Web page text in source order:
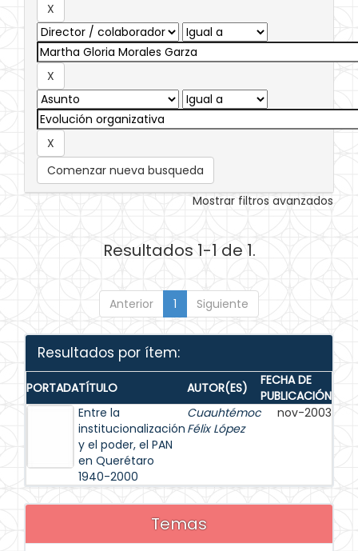
Comenzar nueva busqueda
Mostrar filtros avanzados
Resultados 1-1 de 1.
Anterior 1 Siguiente
Resultados por ítem:
PORTADATÍTULO AUTOR(ES)
FECHA DE
PUBLICACIÓN
Entre la
institucionalización
y el poder, el PAN
en Querétaro
1940-2000
Cuauhtémoc
Félix López
nov-2003
Temas